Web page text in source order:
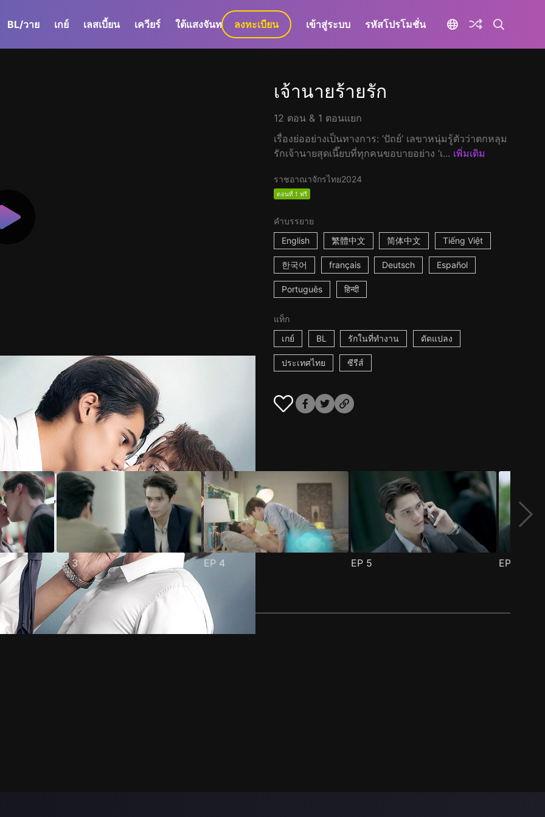
BL/วาย เกย์ เลสเบี้ยน เควียร์ ใต้แสงจันทร์ GaLa+
ลงทะเบียน เข้าสู่ระบบ รหัสโปรโมชั่น
เจ้านายร้ายรัก
12 ตอน & 1 ตอนแยก
เรื่องย่ออย่างเป็นทางการ: ‘ปัถย์’ เลขาหนุ่มรู้ตัวว่าตกหลุม
รักเจ้านายสุดเนี๊ยบที่ทุกคนขอบายอย่าง ‘เ... เพิ่มเติม
ราชอาณาจักรไทย2024
ตอนที่ 1 ฟรี
คำบรรยาย
English
繁體中文 简体中文 Tiếng Việt
한국어 français Deutsch Español
Português हिन्दी
แท็ก
เกย์
BL รักในที่ทำงาน ดัดแปลง
ประเทศไทย ซีรีส์
EP3 EP 4 EP 5 EP